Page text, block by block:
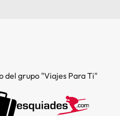
del grupo "Viajes Para Ti"